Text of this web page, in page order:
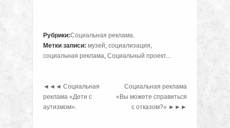
Рубрики:Социальная реклама.
Метки записи: музей, социализация,
социальная реклама, Социальный проект...
◄◄◄ Социальная
реклама «Дети с
аутизмом».
Социальная реклама
«Вы можете справиться
с отказом?» ►►►